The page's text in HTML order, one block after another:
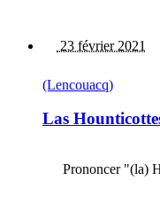
23 février 2021
(Lencouacq)
Las
Prononcer "(la)